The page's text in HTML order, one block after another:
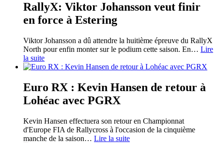
RallyX: Viktor Johansson veut finir
en force à Estering
Viktor Johansson a dû attendre la huitième épreuve du RallyX
North pour enfin monter sur le podium cette saison. En… Lire
la suite
Euro RX : Kevin Hansen de retour à
Lohéac avec PGRX
Kevin Hansen effectuera son retour en Championnat
d'Europe FIA de Rallycross à l'occasion de la cinquième
manche de la saison… Lire la suite